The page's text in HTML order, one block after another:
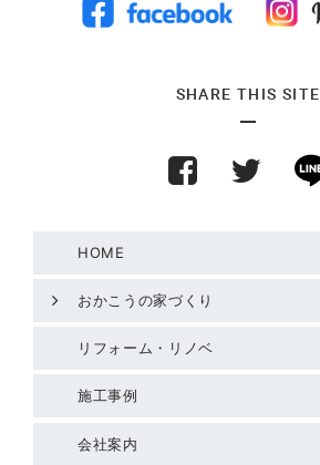
SHARE THIS SITE
HOME
おかこうの家づくり
リフォーム・リノベ
施工事例
会社案内